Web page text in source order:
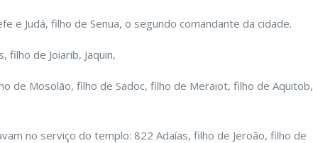
e Judá, filho de Senua, o segundo comandante da cidade.
filho de Joiarib, Jaquin,
de Mosolão, filho de Sadoc, filho de Meraiot, filho de Aquitob,
no serviço do templo: 822 Adaías, filho de Jeroão, filho de